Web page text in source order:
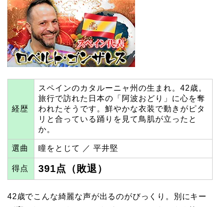
経歴
スペインのカタルーニャ州の生まれ。42歳。
旅行で訪れた日本の「阿波おどり」に心を奪
われたそうです。鮮やかな衣装で動きがピタ
リと合っている踊りを見て鳥肌が立ったと
か。
選曲 瞳をとじて ／ 平井堅
得点 391点（敗退）
42歳でこんな綺麗な声が出るのがびっくり。別にキー